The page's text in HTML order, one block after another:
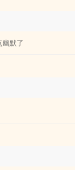
默了